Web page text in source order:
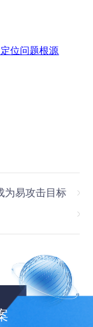
位问题根源
为易攻击目标